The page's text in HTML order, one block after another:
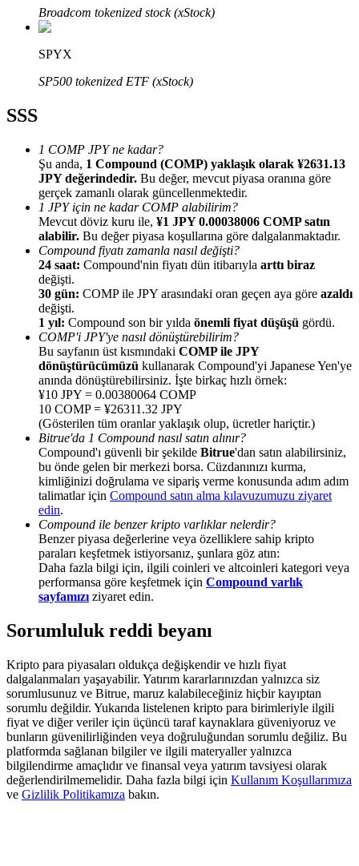
Yönlendirme
Arkadaşını davet et, nakit ödüller kazan
BTC Welcome Rewards
BTC Welcome Rewards
Deposit & Trade BTC to Share 25000 USDT prize pool!
Deposit CASHCAT & Win
Exclusive for BitMart Users
Register & Trade to Win 500,000 USDT
Broadcom tokenized stock (xStock)
SPYX
SP500 tokenized ETF (xStock)
SSS
1 COMP JPY ne kadar?
Şu anda, 1 Compound (COMP) yaklaşık olarak ¥2631.13
JPY değerindedir. Bu değer, mevcut piyasa oranına göre
gerçek zamanlı olarak güncellenmektedir.
1 JPY için ne kadar COMP alabilirim?
Mevcut döviz kuru ile, ¥1 JPY 0.00038006 COMP satın
alabilir. Bu değer piyasa koşullarına göre dalgalanmaktadır.
Compound fiyatı zamanla nasıl değişti?
24 saat: Compound'nin fiyatı dün itibarıyla arttı biraz
değişti.
30 gün: COMP ile JPY arasındaki oran geçen aya göre azaldı
değişti.
1 yıl: Compound son bir yılda önemli fiyat düşüşü gördü.
COMP'i JPY'ye nasıl dönüştürebilirim?
Bu sayfanın üst kısmındaki COMP ile JPY
dönüştürücümüzü kullanarak Compound'yi Japanese Yen'ye
anında dönüştürebilirsiniz. İşte birkaç hızlı örnek:
¥10 JPY = 0.00380064 COMP
10 COMP = ¥26311.32 JPY
(Gösterilen tüm oranlar yaklaşık olup, ücretler hariçtir.)
Bitrue'da 1 Compound nasıl satın alınır?
Compound'ı güvenli bir şekilde Bitrue'dan satın alabilirsiniz,
bu önde gelen bir merkezi borsa. Cüzdanınızı kurma,
kimliğinizi doğrulama ve sipariş verme konusunda adım adım
talimatlar için Compound satın alma kılavuzumuzu ziyaret
edin.
Compound ile benzer kripto varlıklar nelerdir?
Benzer piyasa değerlerine veya özelliklere sahip kripto
paraları keşfetmek istiyorsanız, şunlara göz atın:
Daha fazla bilgi için, ilgili coinleri ve altcoinleri kategori veya
performansa göre keşfetmek için Compound varlık
sayfamızı ziyaret edin.
Sorumluluk reddi beyanı
Kripto para piyasaları oldukça değişkendir ve hızlı fiyat
dalgalanmaları yaşayabilir. Yatırım kararlarınızdan yalnızca siz
sorumlusunuz ve Bitrue, maruz kalabileceğiniz hiçbir kayıptan
sorumlu değildir. Yukarıda listelenen kripto para birimleriyle ilgili
fiyat ve diğer veriler için üçüncü taraf kaynaklara güveniyoruz ve
bunların güvenilirliğinden veya doğruluğundan sorumlu değiliz. Bu
platformda sağlanan bilgiler ve ilgili materyaller yalnızca
bilgilendirme amaçlıdır ve finansal veya yatırım tavsiyesi olarak
değerlendirilmemelidir. Daha fazla bilgi için Kullanım Koşullarımıza
ve Gizlilik Politikamıza bakın.